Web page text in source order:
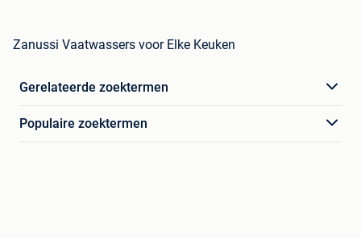
Zanussi Vaatwassers voor Elke Keuken
Gerelateerde zoektermen
Populaire zoektermen